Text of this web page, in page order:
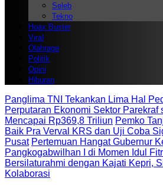
Seleb
Tekno
Hoax Buster
Viral
Olahraga
Politik
Opini
Hiburan
Panglima TNI Tekankan Lima Hal
Perputaran Ekonomi Sektor Parekraf
Mencapai Rp369,8 Triliun Pemko
Baik Pra Verval KRS dan Uji Coba
Pusat Pertemuan Hangat Gubernur
Pangkogabwilhan I di Momen Idul
Bersilaturahmi dengan Kajati Kepri,
Kolaborasi